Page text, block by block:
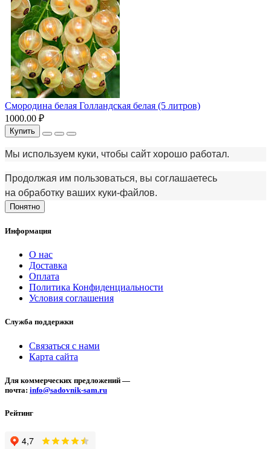
Смородина белая Голландская белая (5 литров)
1000.00 ₽
Купить
Мы используем куки, чтобы сайт хорошо работал.
Продолжая им пользоваться, вы соглашаетесь
на обработку ваших куки‑файлов.
Понятно
Информация
О нас
Доставка
Оплата
Политика Конфиденциальности
Условия соглашения
Служба поддержки
Связаться с нами
Карта сайта
Для коммерческих предложений —
почта: info@sadovnik-sam.ru
Рейтинг